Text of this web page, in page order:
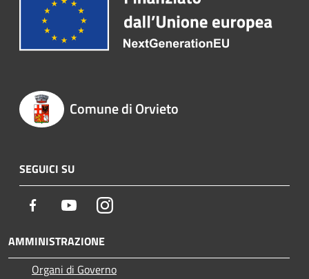
Comune di Orvieto
SEGUICI SU
Facebook YoutubeInstagram
AMMINISTRAZIONE
Organi di Governo